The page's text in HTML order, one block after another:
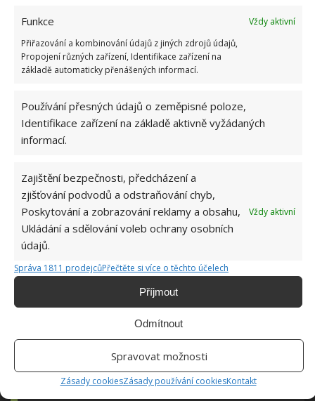
Funkce
Vždy aktivní
Přiřazování a kombinování údajů z jiných zdrojů údajů,
Propojení různých zařízení, Identifikace zařízení na
základě automaticky přenášených informací.
Používání přesných údajů o zeměpisné poloze,
Identifikace zařízení na základě aktivně vyžádaných
informací.
Zajištění bezpečnosti, předcházení a
zjišťování podvodů a odstraňování chyb,
Poskytování a zobrazování reklamy a obsahu,
Ukládání a sdělování voleb ochrany osobních
údajů.
Vždy aktivní
Správa 1811 prodejcůPřečtěte si více o těchto účelech
Příjmout
Odmítnout
Spravovat možnosti
Zásady cookiesZásady používání cookiesKontakt
ČISTIČ CITRON KOBERCE LEVANDULE